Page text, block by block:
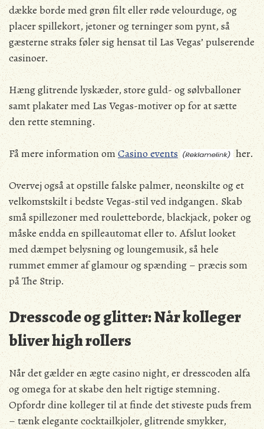
dække borde med grøn filt eller røde velourduge, og
placer spillekort, jetoner og terninger som pynt, så
gæsterne straks føler sig hensat til Las Vegas’ pulserende
casinoer.
Hæng glitrende lyskæder, store guld- og sølvballoner
samt plakater med Las Vegas-motiver op for at sætte
den rette stemning.
Få mere information omCasino events her.
Overvej også at opstille falske palmer, neonskilte og et
velkomstskilt i bedste Vegas-stil ved indgangen. Skab
små spillezoner med rouletteborde, blackjack, poker og
måske endda en spilleautomat eller to. Afslut looket
med dæmpet belysning og loungemusik, så hele
rummet emmer af glamour og spænding – præcis som
på The Strip.
Dresscode og glitter: Når kolleger
bliver high rollers
Når det gælder en ægte casino night, er dresscoden alfa
og omega for at skabe den helt rigtige stemning.
Opfordr dine kolleger til at finde det stiveste puds frem
– tænk elegante cocktailkjoler, glitrende smykker,